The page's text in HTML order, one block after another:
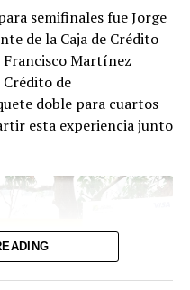
una nueva era que
con aeronaves ATR-
las más seguras y
aerolíneas regionales,
72 pasajeros.
de Guatemala y
hace 60 años
con la conectividad
semifinales fue Jorge
de la Caja de Crédito
Francisco Martínez
Crédito de
doble para cuartos
esta experiencia junto